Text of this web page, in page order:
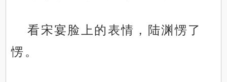
看宋宴脸上的表情，陆渊愣了
愣。